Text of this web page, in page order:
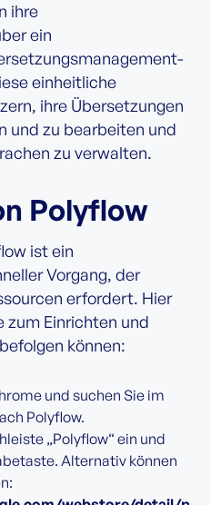
ihre
ein
einheitliche
ihre Übersetzungen
und zu bearbeiten und
zu verwalten.
Polyflow
ist ein
Vorgang, der
erfordert. Hier
zum Einrichten und
können:
und suchen Sie im
Polyflow.
„Polyflow“ ein und
Alternativ können